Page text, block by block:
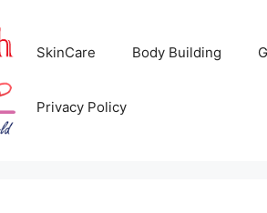
SkinCare Body Building
Privacy Policy